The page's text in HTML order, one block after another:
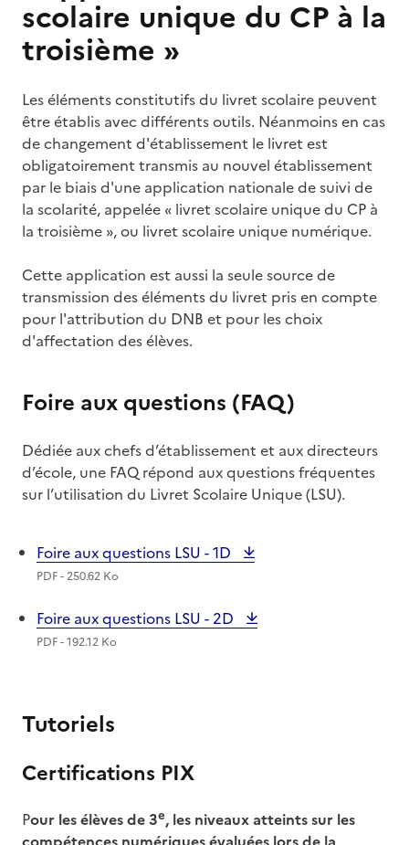
scolaire unique du CP à la
troisième »
Les éléments constitutifs du livret scolaire peuvent
être établis avec différents outils. Néanmoins en cas
de changement d'établissement le livret est
obligatoirement transmis au nouvel établissement
par le biais d'une application nationale de suivi de
la scolarité, appelée « livret scolaire unique du CP à
la troisième », ou livret scolaire unique numérique.
Cette application est aussi la seule source de
transmission des éléments du livret pris en compte
pour l'attribution du DNB et pour les choix
d'affectation des élèves.
Foire aux questions (FAQ)
Dédiée aux chefs d’établissement et aux directeurs
d’école, une FAQ répond aux questions fréquentes
sur l’utilisation du Livret Scolaire Unique (LSU).
Foire aux questions LSU - 1D
PDF - 250.62 Ko
Foire aux questions LSU - 2D
PDF - 192.12 Ko
Tutoriels
Certifications PIX
Pour les élèves de 3e, les niveaux atteints sur les